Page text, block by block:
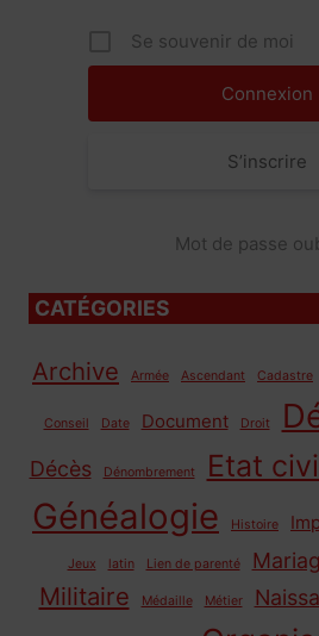
Se souvenir de moi
S’inscrire
Mot de passe
CATÉGORIES
Archive Armée Ascendant Cadastre
Conseil Date Document Droit
Décès Dénombrement Etat
Généalogie Histoire
Jeux latin Lien de parenté
Militaire Médaille Métier